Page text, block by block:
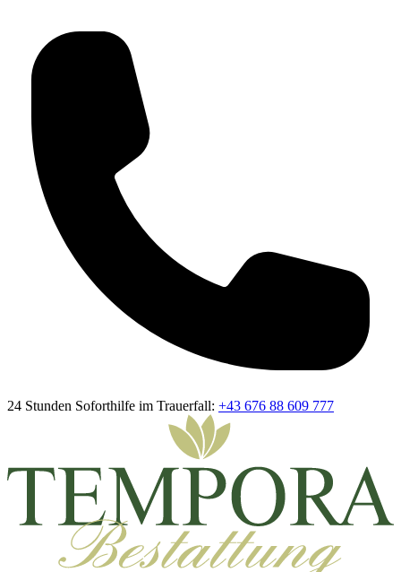
24 Stunden Soforthilfe im Trauerfall: +43 676 88 609 777